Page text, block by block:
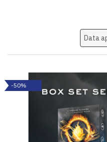
-50%